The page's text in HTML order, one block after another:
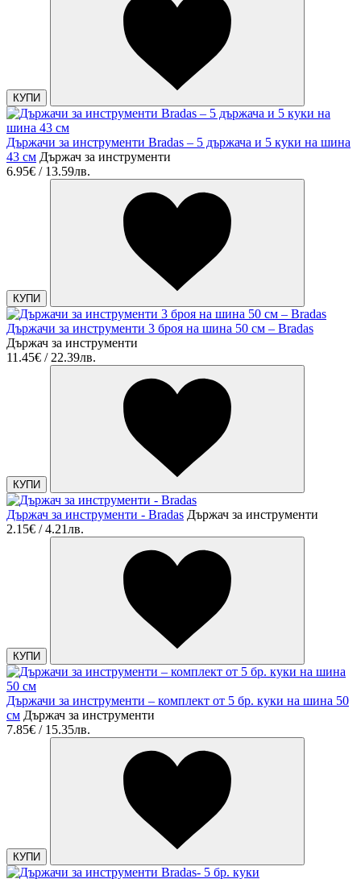
КУПИ
Държачи за инструменти Bradas – 5 държача и 5 куки на шина
43 см Държач за инструменти
6.95€ / 13.59лв.
КУПИ
Държачи за инструменти 3 броя на шина 50 см – Bradas
Държач за инструменти
11.45€ / 22.39лв.
КУПИ
Държач за инструменти - Bradas Държач за инструменти
2.15€ / 4.21лв.
КУПИ
Държачи за инструменти – комплект от 5 бр. куки на шина 50
см Държач за инструменти
7.85€ / 15.35лв.
КУПИ